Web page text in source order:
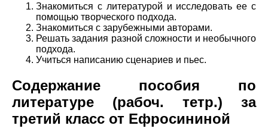
Знакомиться с литературой и исследовать ее с
помощью творческого подхода.
Знакомиться с зарубежными авторами.
Решать задания разной сложности и необычного
подхода.
Учиться написанию сценариев и пьес.
Содержание пособия по
литературе (рабоч. тетр.) за
третий класс от Ефросининой